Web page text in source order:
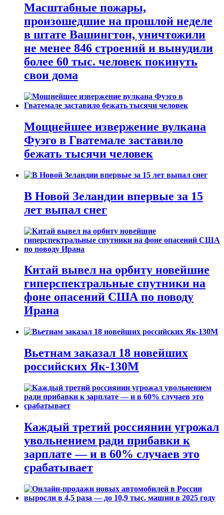
Масштабные пожары,
произошедшие на прошлой неделе
в штате Вашингтон, уничтожили
не менее 846 строений и вынудили
более 60 тыс. человек покинуть
свои дома
Мощнейшее извержение вулкана
Фуэго в Гватемале заставило
бежать тысячи человек
В Новой Зеландии впервые за 15
лет выпал снег
Китай вывел на орбиту новейшие
гиперспектральные спутники на
фоне опасений США по поводу
Ирана
Вьетнам заказал 18 новейших
российских Як-130М
Каждый третий россиянин угрожал
увольнением ради прибавки к
зарплате — и в 60% случаев это
срабатывает